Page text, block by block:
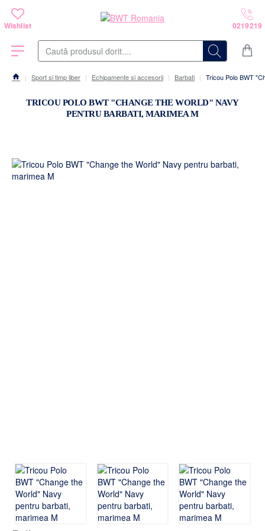
Caută
dorit....
TRICOU POLO BWT "CHANGE THE WORLD" NAVY
PENTRU BARBATI, MARIMEA M
home
Sport si timp liber Echipamente si accesorii Barbati Tricou Polo BWT